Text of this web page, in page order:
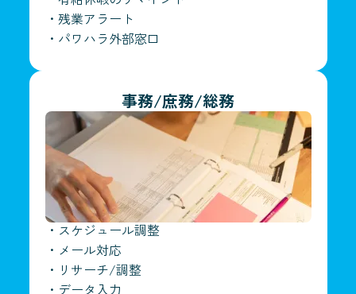
・ 残業アラート
・ パワハラ外部窓口
事務/庶務/総務
・ スケジュール調整
・ メール対応
・ リサーチ/調整
・ データ入力